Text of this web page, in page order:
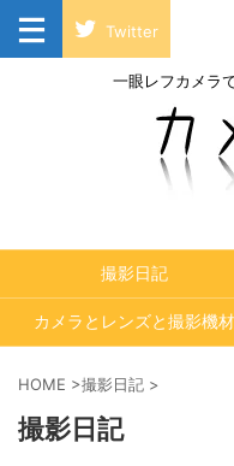
Twitter
一眼レフカメラ
撮影日記
カメラとレンズと撮影機材
HOME >撮影日記 >
撮影日記